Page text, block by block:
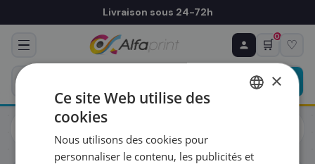
Livraison sous 24-72h
🛒
0
♡
Cartouches
Brother
couleurs (Pack de 3)
♻ COMMANDE RÉCURRENTE
Prévoyez & économisez
Programmez votre prochain achat — notre équipe
vous prépare un devis personnalisé
RÉFÉRENCE DU PRODUIT
×
Ce site Web utilise des
cookies
Nous utilisons des cookies pour
personnaliser le contenu, les publicités et